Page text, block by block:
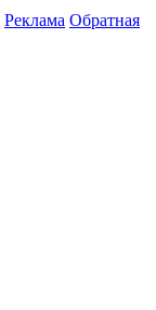
Реклама Обратная